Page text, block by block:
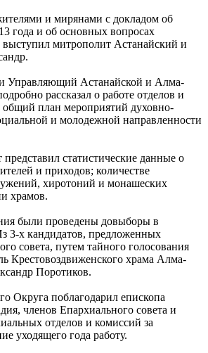
и мирянами с докладом об
года и об основных вопросах
митрополит Астанайский и
Управляющий Астанайской и Алма-
рассказал о работе отделов и
общий план мероприятий духовно-
и молодежной направленности
статистические данные о
и приходов; количестве
хиротоний и монашеских
храмов.
были проведены довыборы в
3-х кандидатов, предложенных
совета, путем тайного голосования
Крестовоздвиженского храма Алма-
Поротиков.
Округа поблагодарил епископа
членов Епархиального совета и
отделов и комиссий за
уходящего года работу.